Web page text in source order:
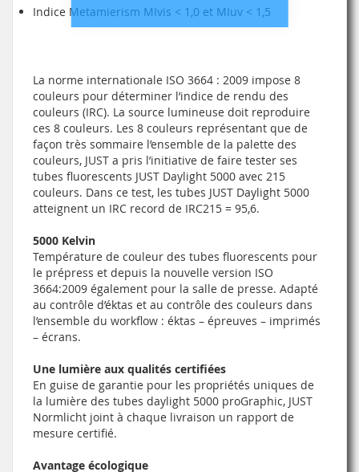
Indice Metamierism MIvis < 1,0 et MIuv < 1,5
La norme internationale ISO 3664 : 2009 impose 8
couleurs pour déterminer l’indice de rendu des
couleurs (IRC). La source lumineuse doit reproduire
ces 8 couleurs. Les 8 couleurs représentant que de
façon très sommaire l’ensemble de la palette des
couleurs, JUST a pris l’initiative de faire tester ses
tubes fluorescents JUST Daylight 5000 avec 215
couleurs. Dans ce test, les tubes JUST Daylight 5000
atteignent un IRC record de IRC215 = 95,6.
5000 Kelvin
Température de couleur des tubes fluorescents pour
le prépress et depuis la nouvelle version ISO
3664:2009 également pour la salle de presse. Adapté
au contrôle d’éktas et au contrôle des couleurs dans
l’ensemble du workflow : éktas – épreuves – imprimés
– écrans.
Une lumière aux qualités certifiées
En guise de garantie pour les propriétés uniques de
la lumière des tubes daylight 5000 proGraphic, JUST
Normlicht joint à chaque livraison un rapport de
mesure certifié.
Avantage écologique